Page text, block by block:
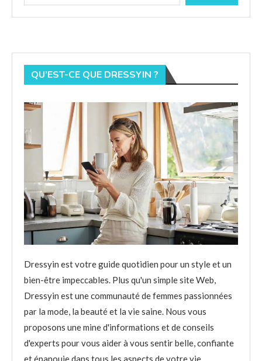
QU’EST-CE QUE DRESSYIN ?
Dressyin est votre guide quotidien pour un style et un
bien-être impeccables. Plus qu'un simple site Web,
Dressyin est une communauté de femmes passionnées
par la mode, la beauté et la vie saine. Nous vous
proposons une mine d'informations et de conseils
d'experts pour vous aider à vous sentir belle, confiante
et épanouie dans tous les aspects de votre vie.